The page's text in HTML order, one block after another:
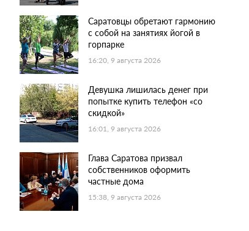
Саратовцы обретают гармонию
с собой на занятиях йогой в
горпарке
16:20, 9 августа 2026
Девушка лишилась денег при
попытке купить телефон «со
скидкой»
16:01, 9 августа 2026
Глава Саратова призвал
собственников оформить
частные дома
15:38, 9 августа 2026